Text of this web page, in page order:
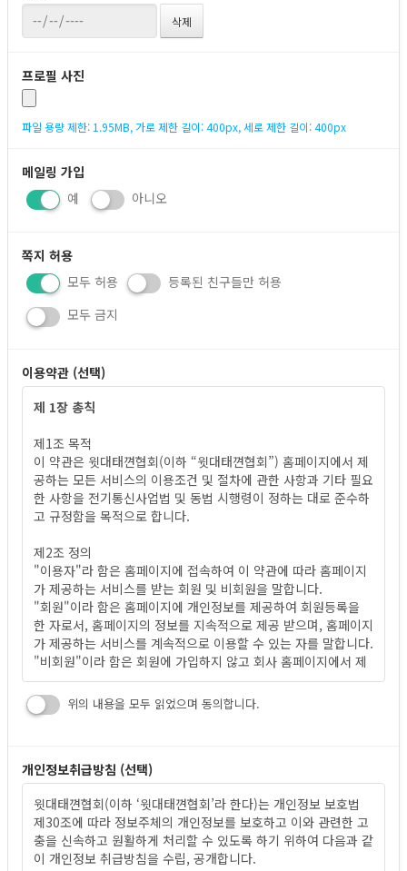
프로필 사진
파일 용량 제한: 1.95MB, 가로 제한 길이: 400px, 세로 제한 길이: 400px
메일링 가입
예
아니오
쪽지 허용
모두 허용
등록된 친구들만 허용
모두 금지
이용약관 (선택)
제 1장 총칙
제1조 목적
이 약관은 윗대태껸택견, Taekkyeon
협회(이하 “윗대태껸택견, Taekkyeon
협회”) 홈페이지에서 제
공하는 모든 서비스의 이용조건 및 절차에 관한 사항과 기타 필요
한 사항을 전기통신사업법 및 동법 시행령이 정하는 대로 준수하
고 규정함을 목적으로 합니다.
제2조 정의
"이용자"라 함은 홈페이지에 접속하여 이 약관에 따라 홈페이지
가 제공하는 서비스를 받는 회원 및 비회원을 말합니다.
"회원"이라 함은 홈페이지에 개인정보를 제공하여 회원등록을
한 자로서, 홈페이지의 정보를 지속적으로 제공 받으며, 홈페이지
가 제공하는 서비스를 계속적으로 이용할 수 있는 자를 말합니다.
"비회원"이라 함은 회원에 가입하지 않고 회사 홈페이지에서 제
공하는 서비스를 이용하는 자를 말합니다.
제3조 약관의 효력과 변경
"윗대태껸택견, Taekkyeon
협회"은 사정 변경의 경우와 영업상 중요 사유가 있을
때 약관의 규제 등에 관한 법률 등 관련법을 위반하지 않는 범위
에서 이 약관을 변경할 수 있으며, 이 경우에는 적용일자 및 개정
사유, 변경되는 내용을 명시하여 현행 약관과 함께 초기 서비스
화면에 그 적용일자 7일전부터 적용일자 전일까지 공지합니다.
제2항에 의거, 변경된 약관은 제1항과 같은 방법으로 효력이 발
위의 내용을 모두 읽었으며 동의합니다.
개인정보취급방침 (선택)
윗대태껸택견, Taekkyeon
협회(이하 ‘윗대태껸택견, Taekkyeon
협회’라 한다)는 개인정보 보호법
제30조에 따라 정보주체의 개인정보를 보호하고 이와 관련한 고
충을 신속하고 원활하게 처리할 수 있도록 하기 위하여 다음과 같
이 개인정보 취급방침을 수립, 공개합니다.